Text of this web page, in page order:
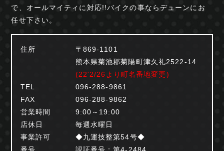
で、オールマイティに対応!!バイクの事ならデューンにお
任せ下さい。
住所
〒869-1101
熊本県菊池郡菊陽町津久礼2522-14
(22'2/26より町名番地変更)
TEL
096-288-9861
FAX
096-288-9862
営業時間
9:00～19:00
店休日
毎週水曜日
事業許可
番号
◆九運技整第54号◆
認証番号：第4-2484